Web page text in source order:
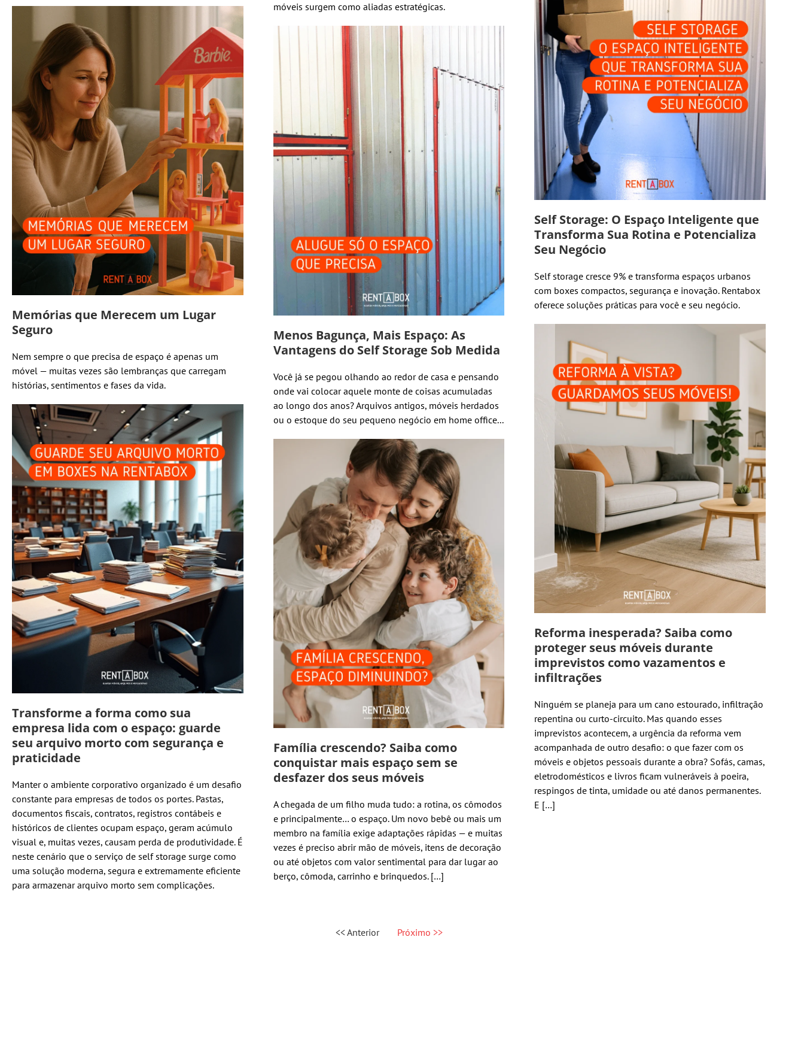
móveis surgem como aliadas estratégicas.
Memórias que Merecem um Lugar
Seguro
Nem sempre o que precisa de espaço é apenas um
móvel — muitas vezes são lembranças que carregam
histórias, sentimentos e fases da vida.
Menos Bagunça, Mais Espaço: As
Vantagens do Self Storage Sob Medida
Você já se pegou olhando ao redor de casa e pensando
onde vai colocar aquele monte de coisas acumuladas
ao longo dos anos? Arquivos antigos, móveis herdados
ou o estoque do seu pequeno negócio em home office...
Self Storage: O Espaço Inteligente que
Transforma Sua Rotina e Potencializa
Seu Negócio
Self storage cresce 9% e transforma espaços urbanos
com boxes compactos, segurança e inovação. Rentabox
oferece soluções práticas para você e seu negócio.
Transforme a forma como sua
empresa lida com o espaço: guarde
seu arquivo morto com segurança e
praticidade
Manter o ambiente corporativo organizado é um desafio
constante para empresas de todos os portes. Pastas,
documentos fiscais, contratos, registros contábeis e
históricos de clientes ocupam espaço, geram acúmulo
visual e, muitas vezes, causam perda de produtividade. É
neste cenário que o serviço de self storage surge como
uma solução moderna, segura e extremamente eficiente
para armazenar arquivo morto sem complicações.
Família crescendo? Saiba como
conquistar mais espaço sem se
desfazer dos seus móveis
A chegada de um filho muda tudo: a rotina, os cômodos
e principalmente… o espaço. Um novo bebê ou mais um
membro na família exige adaptações rápidas — e muitas
vezes é preciso abrir mão de móveis, itens de decoração
ou até objetos com valor sentimental para dar lugar ao
berço, cômoda, carrinho e brinquedos. […]
Reforma inesperada? Saiba como
proteger seus móveis durante
imprevistos como vazamentos e
infiltrações
Ninguém se planeja para um cano estourado, infiltração
repentina ou curto-circuito. Mas quando esses
imprevistos acontecem, a urgência da reforma vem
acompanhada de outro desafio: o que fazer com os
móveis e objetos pessoais durante a obra? Sofás, camas,
eletrodomésticos e livros ficam vulneráveis à poeira,
respingos de tinta, umidade ou até danos permanentes.
E […]
<< Anterior Próximo >>